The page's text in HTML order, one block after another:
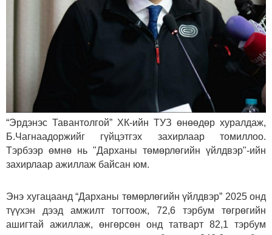
“Эрдэнэс Тавантолгой” ХК-ийн ТУЗ өнөөдөр хуралдаж,
Б.Чагнаадоржийг гүйцэтгэх захирлаар томиллоо.
Тэрбээр өмнө нь "Дарханы төмөрлөгийн үйлдвэр"-ийн
захирлаар ажиллаж байсан юм.
Энэ хугацаанд “Дарханы төмөрлөгийн үйлдвэр” 2025 онд
түүхэн дээд амжилт тогтоож, 72,6 тэрбум төгрөгийн
ашигтай ажиллаж, өнгөрсөн онд татварт 82,1 тэрбум